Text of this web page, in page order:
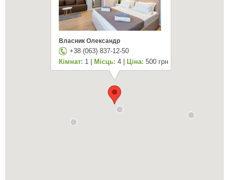
Власник Олександр
+38 (063) 837-12-50
Кімнат: 1 | Місць: 4 | Ціна: 500 грн